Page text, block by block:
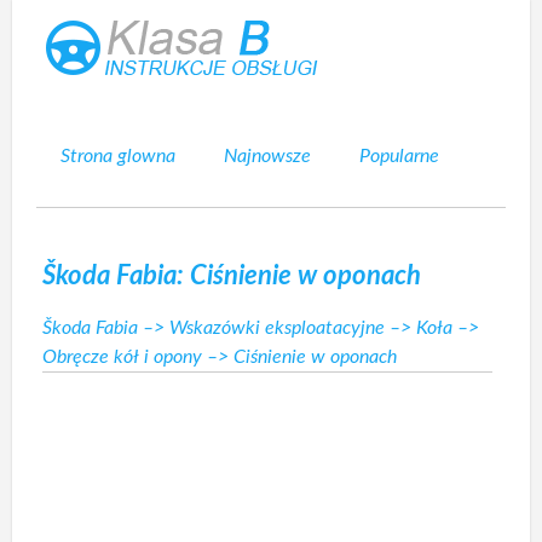
Strona glowna Najnowsze Popularne
Škoda Fabia: Ciśnienie w oponach
Škoda Fabia –> Wskazówki eksploatacyjne –> Koła –>
Obręcze kół i opony –> Ciśnienie w oponach